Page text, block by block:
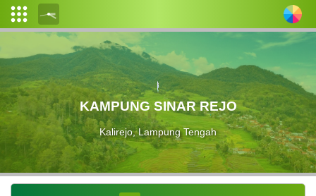
Admin
Layanan
Mandiri
Profil
Desa
KAMPUNG SINAR REJO
Kalirejo, Lampung Tengah